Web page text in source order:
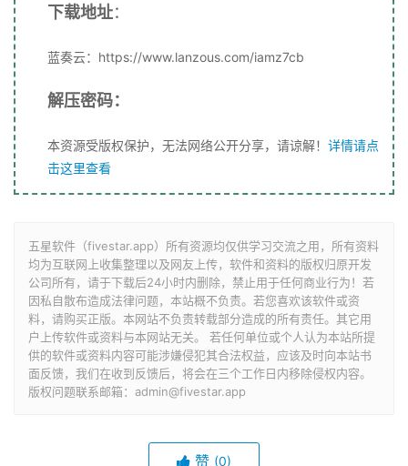
下载地址：
蓝奏云：https://www.lanzous.com/iamz7cb
解压密码：
本资源受版权保护，无法网络公开分享，请谅解！ 详情请点
击这里查看
五星软件（fivestar.app）所有资源均仅供学习交流之用，所有资料
均为互联网上收集整理以及网友上传，软件和资料的版权归原开发
公司所有，请于下载后24小时内删除，禁止用于任何商业行为！若
因私自散布造成法律问题，本站概不负责。若您喜欢该软件或资
料，请购买正版。本网站不负责转载部分造成的所有责任。其它用
户上传软件或资料与本网站无关。 若任何单位或个人认为本站所提
供的软件或资料内容可能涉嫌侵犯其合法权益，应该及时向本站书
面反馈，我们在收到反馈后，将会在三个工作日内移除侵权内容。
版权问题联系邮箱：admin@fivestar.app
赞 (0)